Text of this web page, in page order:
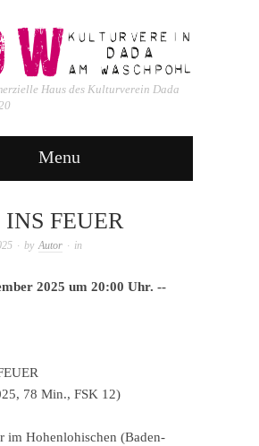
Haus des Kulturverein Dada
Menu
FEUER
· byAutor · in
2025 um 20:00 Uhr. --
78 Min., FSK 12)
im Hohenlohischen (Baden-